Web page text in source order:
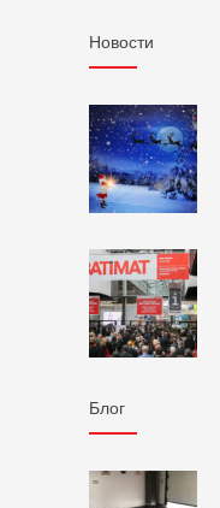
Новости
Блог